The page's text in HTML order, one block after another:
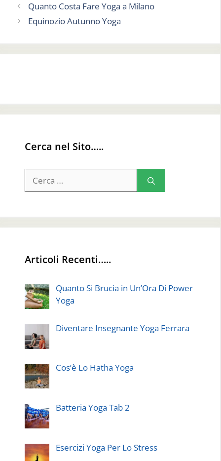
Quanto Costa Fare Yoga a Milano
Equinozio Autunno Yoga
Cerca nel Sito…..
per:
Articoli Recenti…..
Quanto Si Brucia in Un’Ora Di Power
Yoga
Diventare Insegnante Yoga Ferrara
Cos’è Lo Hatha Yoga
Batteria Yoga Tab 2
Esercizi Yoga Per Lo Stress